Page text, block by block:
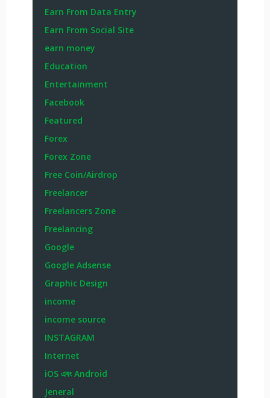
Earn From Data Entry
Earn From Social Site
earn money
Education
Entertainment
Facebook
Featured
Forex
Forex Zone
Free Coin/Airdrop
Freelancer
Freelancers Zone
Freelancing
Google
Google Adsense
Graphic Design
income
income source
INSTAGRAM
Internet
iOS এবং Android
Jeneral